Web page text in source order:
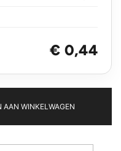
€ 0,44
AAN WINKELWAGEN